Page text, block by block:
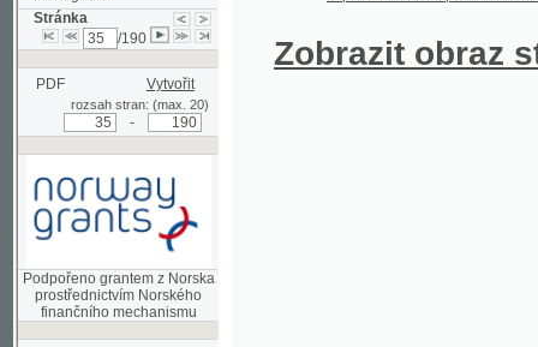
/190
PDF Vytvořit
rozsah stran: (max. 20)
Podpořeno grantem z Norska
prostřednictvím Norského
hledat na aktuální
stránce